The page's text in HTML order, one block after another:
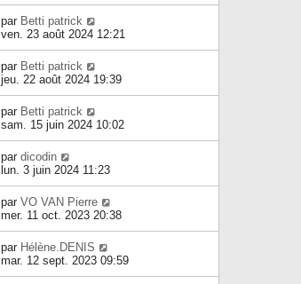
par Betti patrick
ven. 23 août 2024 12:21
par Betti patrick
jeu. 22 août 2024 19:39
par Betti patrick
sam. 15 juin 2024 10:02
par dicodin
lun. 3 juin 2024 11:23
par VO VAN Pierre
mer. 11 oct. 2023 20:38
par Hélène.DENIS
mar. 12 sept. 2023 09:59